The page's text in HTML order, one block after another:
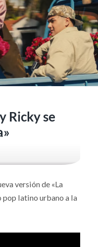
Ricky se
versión de «La
pop latino urbano a la